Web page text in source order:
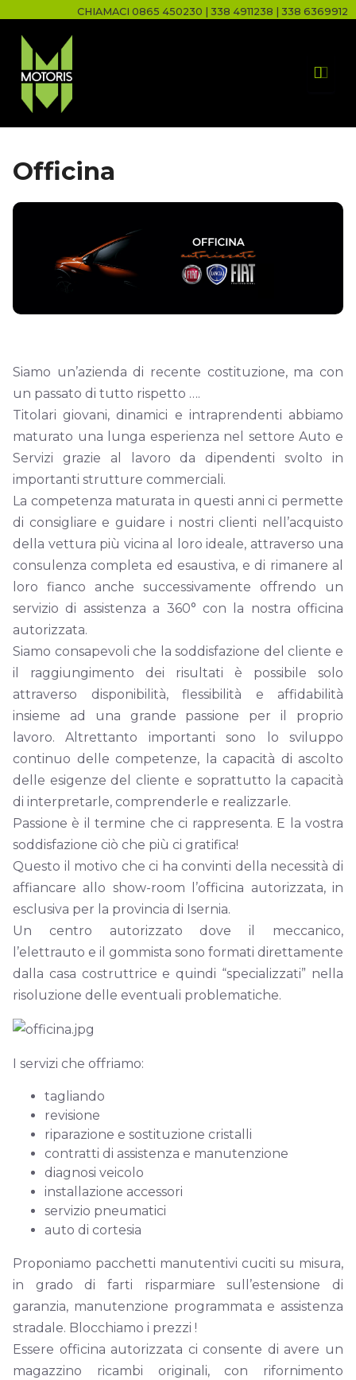
CHIAMACI 0865 450230 338 4911238 338 6369912
Officina
Siamo un’azienda di recente costituzione, ma con
un passato di tutto rispetto ….
Titolari giovani, dinamici e intraprendenti abbiamo
maturato una lunga esperienza nel settore Auto e
Servizi grazie al lavoro da dipendenti svolto in
importanti strutture commerciali.
La competenza maturata in questi anni ci permette
di consigliare e guidare i nostri clienti nell’acquisto
della vettura più vicina al loro ideale, attraverso una
consulenza completa ed esaustiva, e di rimanere al
loro fianco anche successivamente offrendo un
servizio di assistenza a 360° con la nostra officina
autorizzata.
Siamo consapevoli che la soddisfazione del cliente e
il raggiungimento dei risultati è possibile solo
attraverso disponibilità, flessibilità e affidabilità
insieme ad una grande passione per il proprio
lavoro. Altrettanto importanti sono lo sviluppo
continuo delle competenze, la capacità di ascolto
delle esigenze del cliente e soprattutto la capacità
di interpretarle, comprenderle e realizzarle.
Passione è il termine che ci rappresenta. E la vostra
soddisfazione ciò che più ci gratifica!
Questo il motivo che ci ha convinti della necessità di
affiancare allo show-room l’officina autorizzata, in
esclusiva per la provincia di Isernia.
Un centro autorizzato dove il meccanico,
l’elettrauto e il gommista sono formati direttamente
dalla casa costruttrice e quindi “specializzati” nella
risoluzione delle eventuali problematiche.
I servizi che offriamo:
tagliando
revisione
riparazione e sostituzione cristalli
contratti di assistenza e manutenzione
diagnosi veicolo
installazione accessori
servizio pneumatici
auto di cortesia
Proponiamo pacchetti manutentivi cuciti su misura,
in grado di farti risparmiare sull’estensione di
garanzia, manutenzione programmata e assistenza
stradale. Blocchiamo i prezzi !
Essere officina autorizzata ci consente di avere un
magazzino ricambi originali, con rifornimento